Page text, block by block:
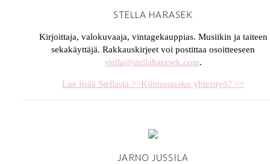
STELLA HARASEK
Kirjoittaja, valokuvaaja, vintagekauppias. Musiikin ja taiteen
sekakäyttäjä. Rakkauskirjeet voi postittaa osoitteeseen
stella@stellaharasek.com.
Lue lisää Stellasta >>Kiinnostaako yhteistyö? >>
JARNO JUSSILA